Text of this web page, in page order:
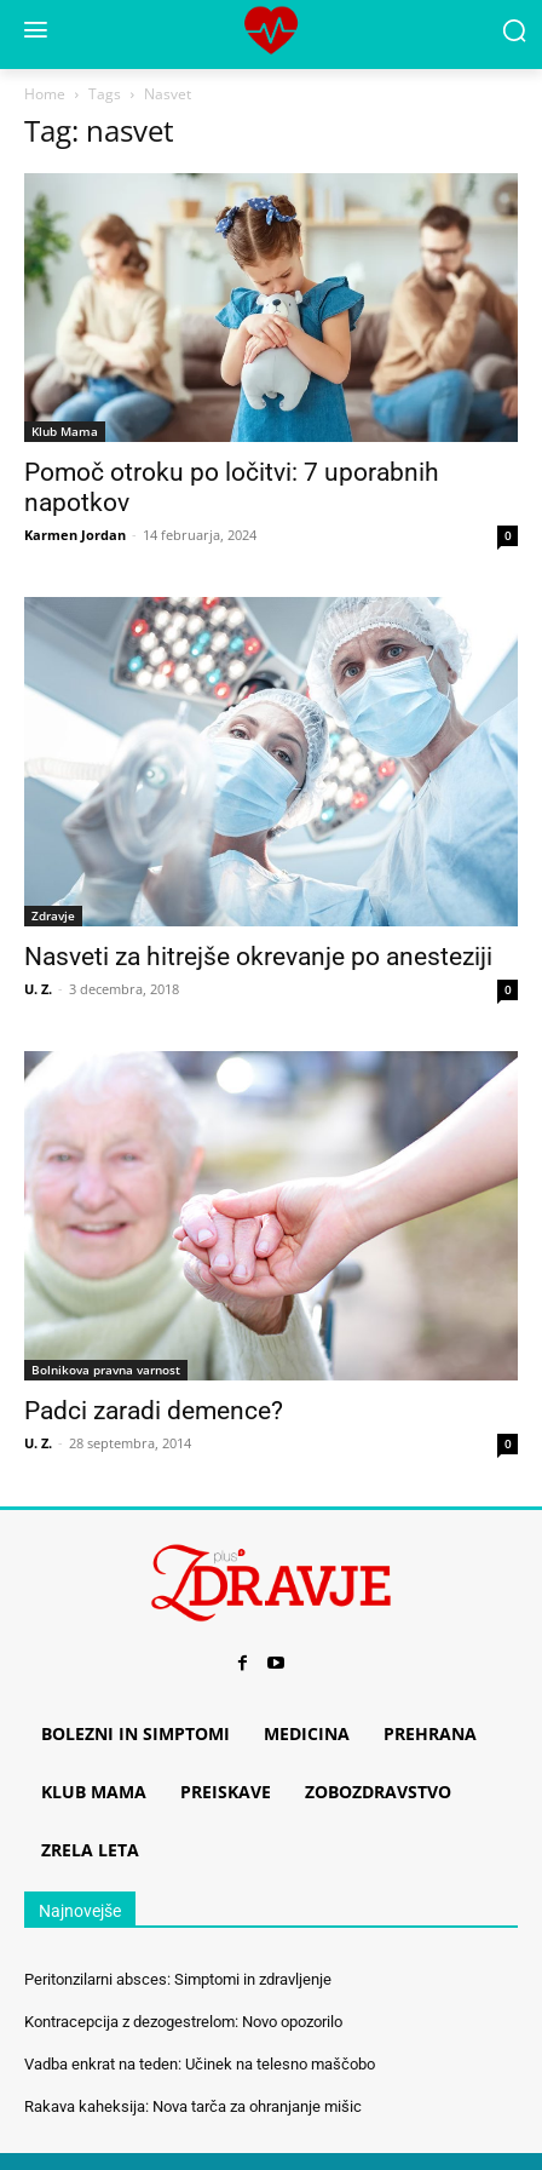
Home Tags Nasvet
Tag: nasvet
Klub Mama
Pomoč otroku po ločitvi: 7 uporabnih
napotkov
Karmen Jordan - 14 februarja, 2024 0
Zdravje
Nasveti za hitrejše okrevanje po anesteziji
U. Z. - 3 decembra, 2018 0
Bolnikova pravna varnost
Padci zaradi demence?
U. Z. - 28 septembra, 2014 0
BOLEZNI IN SIMPTOMI MEDICINA PREHRANA
KLUB MAMA PREISKAVE ZOBOZDRAVSTVO
ZRELA LETA
Najnovejše
Peritonzilarni absces: Simptomi in zdravljenje
Kontracepcija z dezogestrelom: Novo opozorilo
Vadba enkrat na teden: Učinek na telesno maščobo
Rakava kaheksija: Nova tarča za ohranjanje mišic